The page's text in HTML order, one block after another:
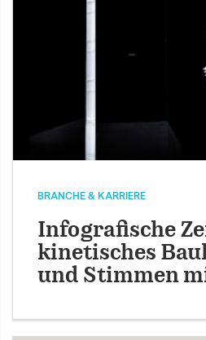
BRANCHE & KARRIERE
Infografische
kinetisches
und Stimmen